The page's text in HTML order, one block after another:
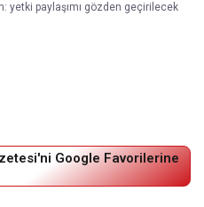
yetki paylaşımı gözden geçirilecek
Google Favorilerine